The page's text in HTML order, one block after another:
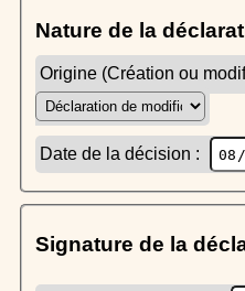
Nature de la
Origine (Création ou
Date de la décision :
Signature de la